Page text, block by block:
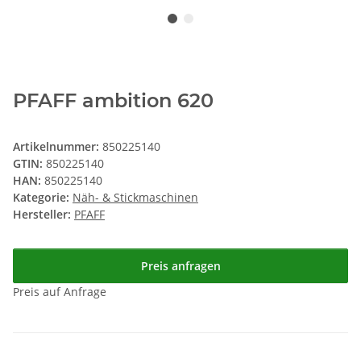
PFAFF ambition 620
Artikelnummer: 850225140
GTIN: 850225140
HAN: 850225140
Kategorie: Näh- & Stickmaschinen
Hersteller: PFAFF
Preis anfragen
Preis auf Anfrage